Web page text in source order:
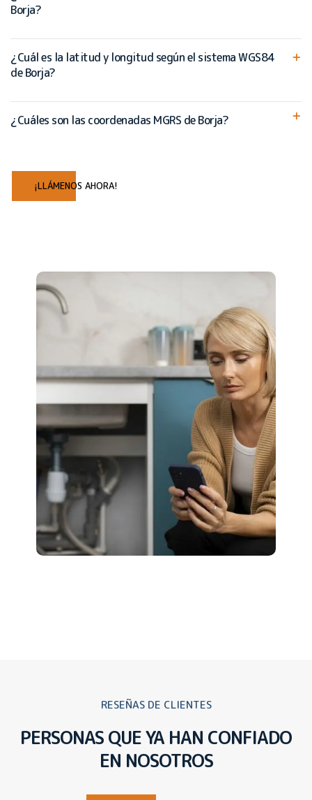
Borja?
¿Cuál es la latitud y longitud según el sistema WGS84
de Borja?
¿Cuáles son las coordenadas MGRS de Borja?
¡LLÁMENOS AHORA!
RESEÑAS DE CLIENTES
PERSONAS QUE YA HAN CONFIADO
EN NOSOTROS